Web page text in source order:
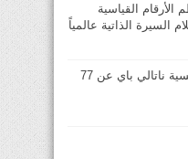
القياسية
السيرة الذاتية عالمياً
وفاة الممثلة الفرنسية ناتالي باي عن 77